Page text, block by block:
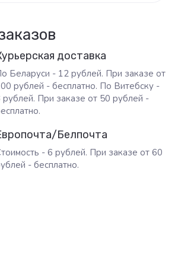
доставка
Беларуси - 12 рублей. При заказе от
рублей - бесплатно. По Витебску -
рублей. При заказе от 50 рублей -
Белпочта
- 6 рублей. При заказе от 60
- бесплатно.